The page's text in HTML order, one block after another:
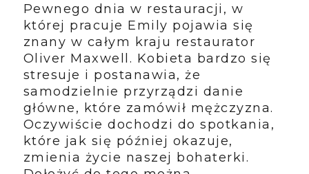
Pewnego dnia w restauracji, w
której pracuje Emily pojawia się
znany w całym kraju restaurator
Oliver Maxwell. Kobieta bardzo się
stresuje i postanawia, że
samodzielnie przyrządzi danie
główne, które zamówił mężczyzna.
Oczywiście dochodzi do spotkania,
które jak się później okazuje,
zmienia życie naszej bohaterki.